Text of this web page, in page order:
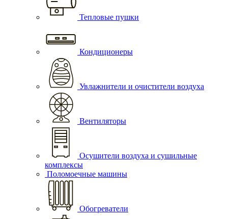
Тепловые пушки
Кондиционеры
Увлажнители и очистители воздуха
Вентиляторы
Осушители воздуха и сушильные
комплексы
Поломоечные машины
Обогреватели